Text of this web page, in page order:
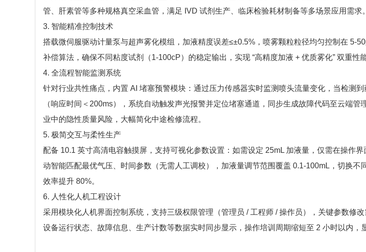
管、肝素管等多种规格真空采血管，满足 IVD 试剂生产、临床检验耗材制备等多场景应用需求。​
3. 智能精准控制技术​
搭载微伺服驱动计量泵与超声雾化模组，加液精度误差≤±0.5%，喷雾颗粒粒径均匀控制在 5-
补偿算法，确保不同粘度试剂（1-100cP）的稳定输出，实现 “高精度加液 + 优质雾化” 双重性
4. 全流程智能监测系统​
针对行业共性痛点，内置 AI 堵塞预警模块：通过压力传感器实时监测喷头流量变化，当检测
（响应时间＜200ms），系统自动触发声光报警并定位堵塞通道，同步生成故障代码至云端管
业中的隐性质量风险，大幅简化中途检修流程。​
5. 极简交互与柔性生产​
配备 10.1 英寸高清电容触摸屏，支持可视化参数设置：如需设定 25mL 加液量，仅需在操作
动智能匹配最优气压、时间参数（无需人工调校），加液量调节范围覆盖 0.1-100mL，切换不
效率提升 80%。​
6. 人性化人机工程设计​
采用模块化人机界面控制系统，支持三级权限管理（管理员 / 工程师 / 操作员），关键参数修改
设备运行状态、故障信息、生产计数等数据实时同步显示，操作培训周期缩短至 2 小时以内，